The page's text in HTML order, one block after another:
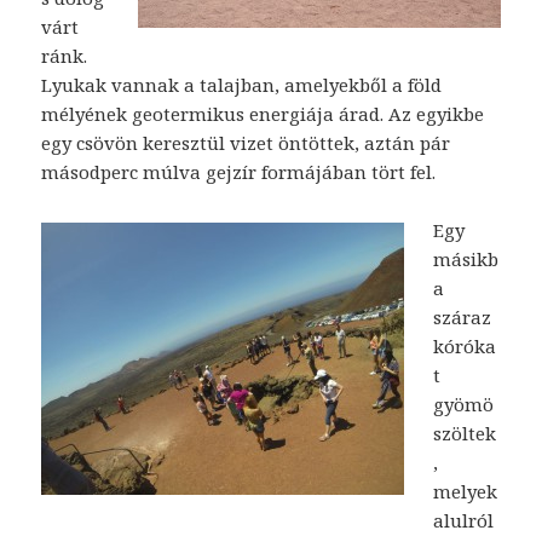
várt
ránk.
Lyukak vannak a talajban, amelyekből a föld
mélyének geotermikus energiája árad. Az egyikbe
egy csövön keresztül vizet öntöttek, aztán pár
másodperc múlva gejzír formájában tört fel.
Egy
másikb
a
száraz
kóróka
t
gyömö
szöltek
,
melyek
alulról